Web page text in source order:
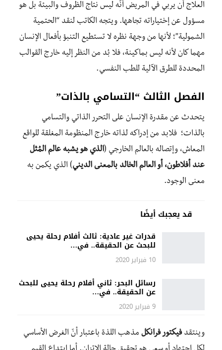
العلاج أن يربي في المريض أنّه ليس نتاج الظروف والبيئة بل هو
مسؤول عن إختياراته تجاهها. ويتجه الكاتب لنقد “الحتمية
الشمولية”؛ لأنها من وجهة نظره لا تستطيع التنبؤ بأفعال الإنسان
مهما كان لأنه ليس بماكينة، فلا بُد من النظر إليه خارج القوالب
المحددة للطرق الآلية للطب النفسي.
الفصل الثالث “التسامي بالذات”
يتحدث عن مقدرة الإنسان على التحرر الذاتي والتسامي
بالذات؛ فلابد من إدراكه لذاته خارج المنظومة المغلقة للواقع
المعاش، وإتصاله بالعالم الخارجي (الذي هو يشبه عالم المُثل
عند أفلاطون، أو العالم الخالد بالمعنى الديني) الذي يكمن به
معنى الوجود.
قد يعجبك أيضًا
قدرات غير عادية: ثالث أفلام رحلة يحيى
للبحث عن الحقيقة.. في…
10 فبراير 2020
رسائل البحر: ثاني أفلام رحلة يحيى للبحث
عن الحقيقة.. في…
9 فبراير 2020
وينتقد فيكتور فرانكل مذهب اللذة باعتبار أنّ الغرض الأساسي